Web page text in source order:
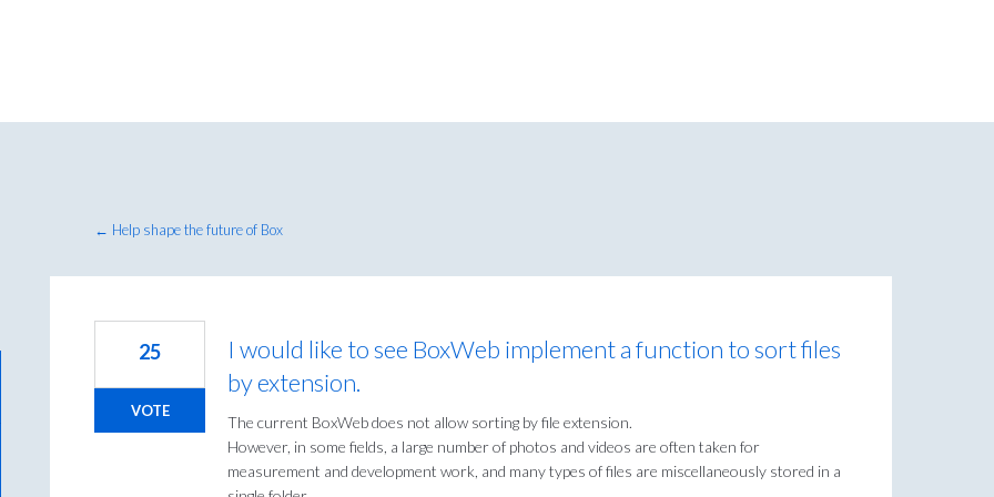
← Help shape the future of Box
I would like to see BoxWeb implement a function to sort files
by extension.
The current BoxWeb does not allow sorting by file extension.
However, in some fields, a large number of photos and videos are often taken for
measurement and development work, and many types of files are miscellaneously stored in a
25
VOTE